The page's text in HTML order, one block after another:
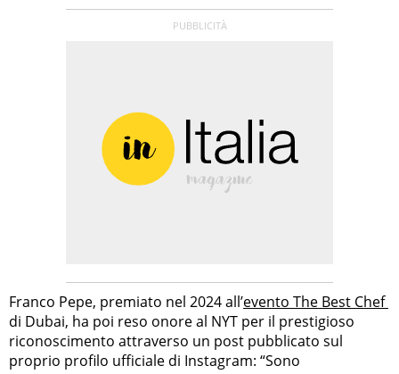
Franco Pepe, premiato nel 2024 all’evento The Best Chef
di Dubai, ha poi reso onore al NYT per il prestigioso
riconoscimento attraverso un post pubblicato sul
proprio profilo ufficiale di Instagram: “Sono